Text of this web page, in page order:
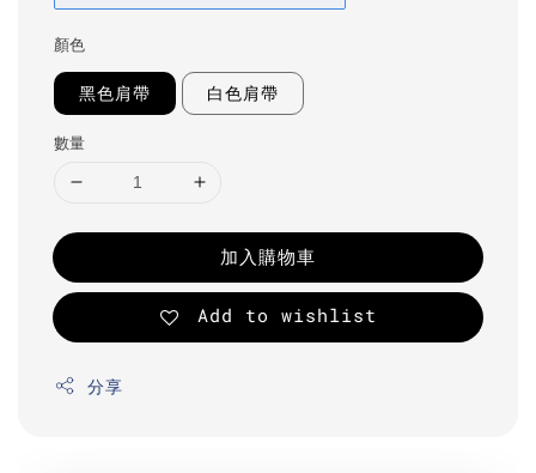
顏色
黑色肩帶 白色肩帶
數量
加入購物車
Add to wishlist
分享